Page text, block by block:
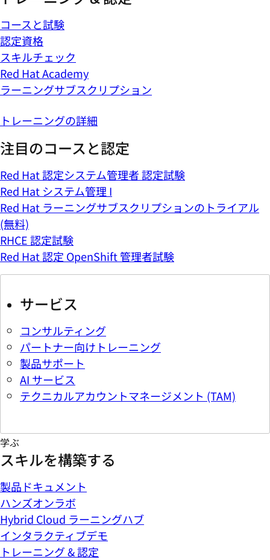
コースと試験
認定資格
スキルチェック
Red Hat Academy
ラーニングサブスクリプション
トレーニングの詳細
注目のコースと認定
Red Hat 認定システム管理者 認定試験
Red Hat システム管理 I
Red Hat ラーニングサブスクリプションのトライアル
(無料)
RHCE 認定試験
Red Hat 認定 OpenShift 管理者試験
サービス
コンサルティング
パートナー向けトレーニング
製品サポート
AI サービス
テクニカルアカウントマネージメント (TAM)
学ぶ
スキルを構築する
製品ドキュメント
ハンズオンラボ
Hybrid Cloud ラーニングハブ
インタラクティブデモ
トレーニング & 認定